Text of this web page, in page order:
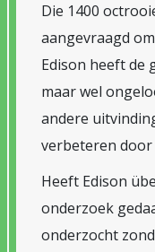
Die 1400
aangevraagd
Edison heeft de
maar wel
andere
verbeteren door
Heeft Edison
onderzoek
onderzocht